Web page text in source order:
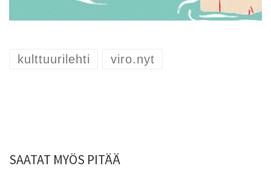
kulttuurilehti viro.nyt
SAATAT MYÖS PITÄÄ